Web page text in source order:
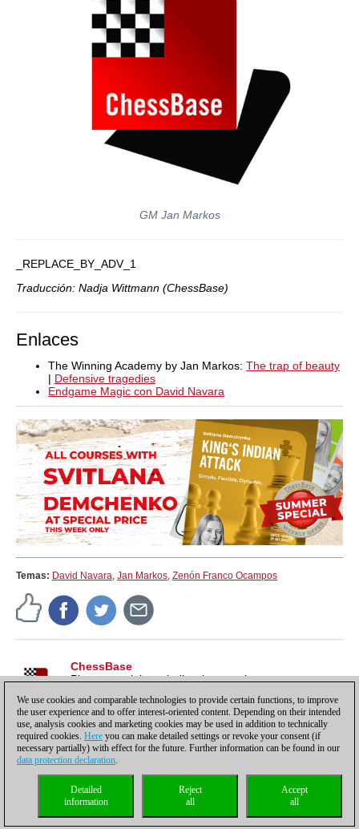
GM Jan Markos
_REPLACE_BY_ADV_1
Traducción: Nadja Wittmann (ChessBase)
Enlaces
The Winning Academy by Jan Markos: The trap of beauty
| Defensive tragedies
Endgame Magic con David Navara
Temas: David Navara, Jan Markos, Zenón Franco Ocampos
ChessBase
Pistas, tutoriales e indicaciones sobre nuestros
Política de privacidad |Para contactar Cookies Management
Licencias
Compliance Hotline
coldest news
We use cookies and comparable technologies to provide certain functions, to improve
the user experience and to offer interest-oriented content. Depending on their intended
use, analysis cookies and marketing cookies may be used in addition to technically
required cookies. Here you can make detailed settings or revoke your consent (if
necessary partially) with effect for the future. Further information can be found in our
data protection declaration.
Accept
all
Reject
all
Detailed
information